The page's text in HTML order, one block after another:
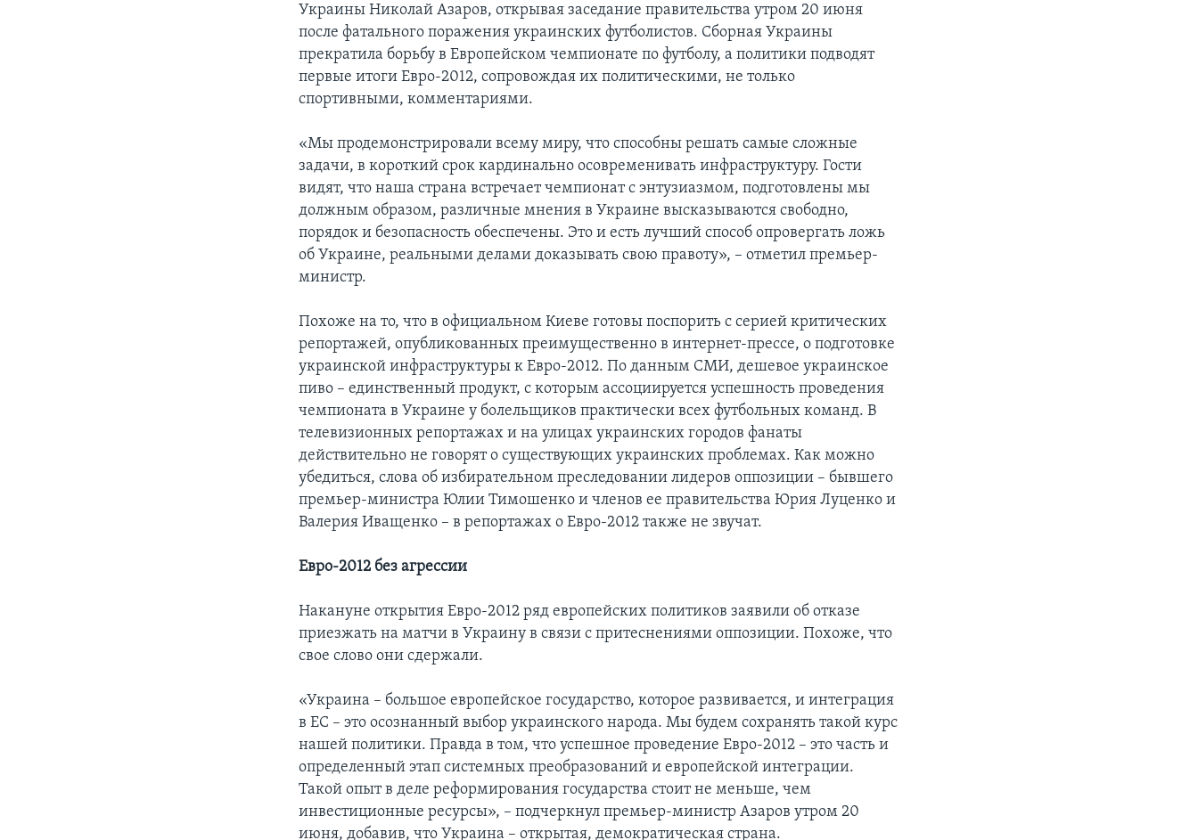
Украины Николай Азаров, открывая заседание правительства утром 20 июня
после фатального поражения украинских футболистов. Сборная Украины
прекратила борьбу в Европейском чемпионате по футболу, а политики подводят
первые итоги Евро-2012, сопровождая их политическими, не только
спортивными, комментариями.
«Мы продемонстрировали всему миру, что способны решать самые сложные
задачи, в короткий срок кардинально осовременивать инфраструктуру. Гости
видят, что наша страна встречает чемпионат с энтузиазмом, подготовлены мы
должным образом, различные мнения в Украине высказываются свободно,
порядок и безопасность обеспечены. Это и есть лучший способ опровергать ложь
об Украине, реальными делами доказывать свою правоту», – отметил премьер-
министр.
Похоже на то, что в официальном Киеве готовы поспорить с серией критических
репортажей, опубликованных преимущественно в интернет-прессе, о подготовке
украинской инфраструктуры к Евро-2012. По данным СМИ, дешевое украинское
пиво – единственный продукт, с которым ассоциируется успешность проведения
чемпионата в Украине у болельщиков практически всех футбольных команд. В
телевизионных репортажах и на улицах украинских городов фанаты
действительно не говорят о существующих украинских проблемах. Как можно
убедиться, слова об избирательном преследовании лидеров оппозиции – бывшего
премьер-министра Юлии Тимошенко и членов ее правительства Юрия Луценко и
Валерия Иващенко – в репортажах о Евро-2012 также не звучат.
Евро-2012 без агрессии
Накануне открытия Евро-2012 ряд европейских политиков заявили об отказе
приезжать на матчи в Украину в связи с притеснениями оппозиции. Похоже, что
свое слово они сдержали.
«Украина – большое европейское государство, которое развивается, и интеграция
в ЕС – это осознанный выбор украинского народа. Мы будем сохранять такой курс
нашей политики. Правда в том, что успешное проведение Евро-2012 – это часть и
определенный этап системных преобразований и европейской интеграции.
Такой опыт в деле реформирования государства стоит не меньше, чем
инвестиционные ресурсы», – подчеркнул премьер-министр Азаров утром 20
июня, добавив, что Украина – открытая, демократическая страна.